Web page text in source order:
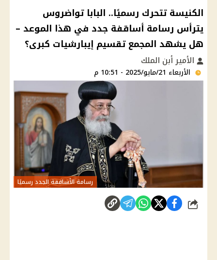
الكنيسة تتحرك رسميًا.. البابا تواضروس
يترأس رسامة أساقفة جدد في هذا الموعد –
هل يشهد المجمع تقسيم إيبارشيات كبرى؟
الأمير أبن الملك
الأربعاء 21/مايو/2025 - 10:51 م
رسامة الأساقفة الجدد رسميًا
شارك